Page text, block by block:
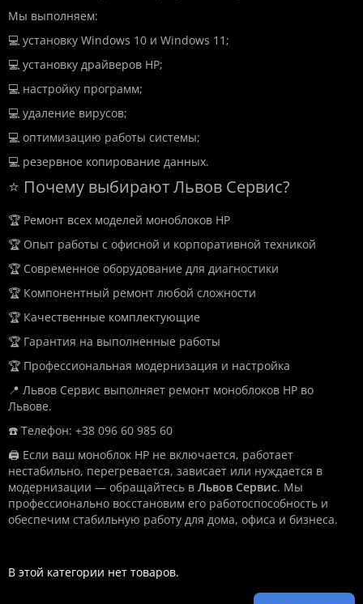
Мы выполняем:
💻 установку Windows 10 и Windows 11;
💻 установку драйверов HP;
💻 настройку программ;
💻 удаление вирусов;
💻 оптимизацию работы системы;
💻 резервное копирование данных.
⭐ Почему выбирают Львов Сервис?
🏆 Ремонт всех моделей моноблоков HP
🏆 Опыт работы с офисной и корпоративной техникой
🏆 Современное оборудование для диагностики
🏆 Компонентный ремонт любой сложности
🏆 Качественные комплектующие
🏆 Гарантия на выполненные работы
🏆 Профессиональная модернизация и настройка
📍 Львов Сервис выполняет ремонт моноблоков HP во
Львове.
☎️ Телефон: +38 096 60 985 60
🖨️ Если ваш моноблок HP не включается, работает
нестабильно, перегревается, зависает или нуждается в
модернизации — обращайтесь в Львов Сервис. Мы
профессионально восстановим его работоспособность и
обеспечим стабильную работу для дома, офиса и бизнеса.
В этой категории нет товаров.